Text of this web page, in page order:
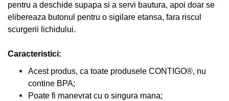
pentru a deschide supapa si a servi bautura, apoi doar se
elibereaza butonul pentru o sigilare etansa, fara riscul
scurgerii lichidului.
Caracteristici:
Acest produs, ca toate produsele CONTIGO®, nu
contine BPA;
Poate fi manevrat cu o singura mana;